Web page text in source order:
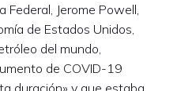
Federal, Jerome Powell,
de Estados Unidos,
del mundo,
de COVID-19
duración» y que estaba